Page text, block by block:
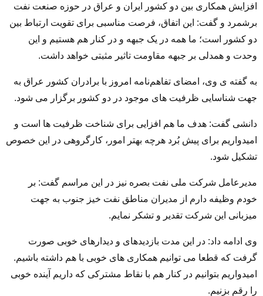
افزایش همکاری بین دو کشور ایران و عراق در حوزه صنعت نفت
برشمرد و گفت: این اتفاق، فرصت مناسبی برای تقویت ارتباط بین
دو کشور است؛ ما همه در یک جبهه و در کنار هم هستیم و این
وحدت و همدلی بر جبهه مقاومت تاثیر مثبتی خواهد داشت.
به گفته ی وی، امضای تفاهم‌نامه امروز با برادران کشور عراق به
جهت شناسایی ظرفیت های موجود در دو کشور برگزار می شود.
دانشی گفت: هدف ما هم افزایی برای شناخت ظرفیت ها است و
امیدواریم برای پیش بُرد هرچه بهتر امور، کارگروهی در این خصوص
تشکیل شود.
مدیرعامل شرکت ملی نفت بصره نیز در این مراسم گفت: بر
خودم وظیفه دارم از مدیران مناطق نفت خیز جنوب به جهت
میزبانی این شرکت تقدیر و تشکر نمایم.
وی ادامه داد: در این مدت بازدیدهای و دیدارهای خوبی صورت
گرفت که قطعا می توانیم همکاری های خوبی با هم داشته باشیم.
امیدواریم بتوانیم در کنار هم با نقاط مشترکی که داریم آینده خوبی
را رقم بزنیم.